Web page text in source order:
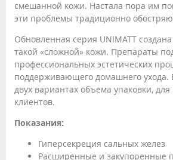
смешанной кожи. Настала пора им
эти проблемы традиционно
Обновленная серия UNIMATT
такой «сложной» кожи. Препараты
профессиональных эстетических
поддерживающего домашнего ухода.
двух вариантах объема упаковки, для
клиентов.
Показания:
Гиперсекреция сальных желез
Расширенные и закупоренные